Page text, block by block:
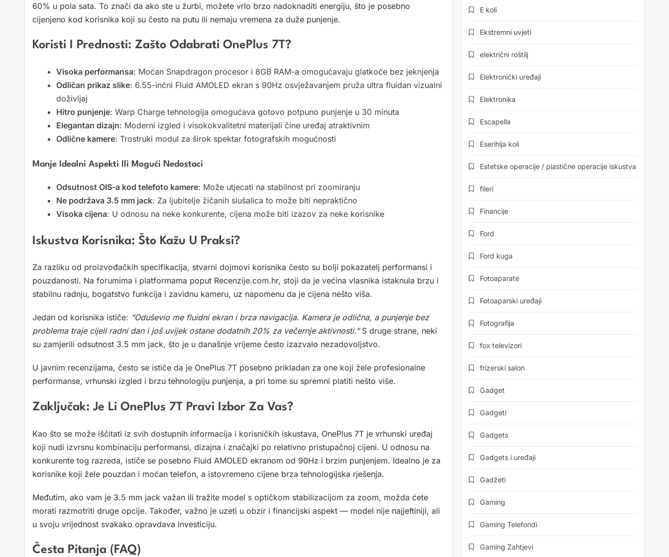
60% u pola sata. To znači da ako ste u žurbi, možete vrlo brzo nadoknaditi energiju, što je posebno
cijenjeno kod korisnika koji su često na putu ili nemaju vremena za duže punjenje.
Koristi I Prednosti: Zašto Odabrati OnePlus 7T?
Visoka performansa: Moćan Snapdragon procesor i 8GB RAM-a omogućavaju glatkoće bez jeknjenja
Odličan prikaz slike: 6.55-inčni Fluid AMOLED ekran s 90Hz osvježavanjem pruža ultra fluidan vizualni
doživljaj
Hitro punjenje: Warp Charge tehnologija omogućava gotovo potpuno punjenje u 30 minuta
Elegantan dizajn: Moderni izgled i visokokvalitetni materijali čine uređaj atraktivnim
Odlične kamere: Trostruki modul za širok spektar fotografskih mogućnosti
Manje Idealni Aspekti Ili Mogući Nedostaci
Odsutnost OIS-a kod telefoto kamere: Može utjecati na stabilnost pri zoomiranju
Ne podržava 3.5 mm jack: Za ljubitelje žičanih slušalica to može biti nepraktično
Visoka cijena: U odnosu na neke konkurente, cijena može biti izazov za neke korisnike
Iskustva Korisnika: Što Kažu U Praksi?
Za razliku od proizvođačkih specifikacija, stvarni dojmovi korisnika često su bolji pokazatelj performansi i
pouzdanosti. Na forumima i platformama poput Recenzije.com.hr, stoji da je većina vlasnika istaknula brzu i
stabilnu radnju, bogatstvo funkcija i zavidnu kameru, uz napomenu da je cijena nešto viša.
Jedan od korisnika ističe: “Oduševio me fluidni ekran i brza navigacija. Kamera je odlična, a punjenje bez
problema traje cijeli radni dan i još uvijek ostane dodatnih 20% za večernje aktivnosti.”S druge strane, neki
su zamjerili odsutnost 3.5 mm jack, što je u današnje vrijeme često izazvalo nezadovoljstvo.
U javnim recenzijama, često se ističe da je OnePlus 7T posebno prikladan za one koji žele profesionalne
performanse, vrhunski izgled i brzu tehnologiju punjenja, a pri tome su spremni platiti nešto više.
Zaključak: Je Li OnePlus 7T Pravi Izbor Za Vas?
Kao što se može iščitati iz svih dostupnih informacija i korisničkih iskustava, OnePlus 7T je vrhunski uređaj
koji nudi izvrsnu kombinaciju performansi, dizajna i značajki po relativno pristupačnoj cijeni. U odnosu na
konkurente tog razreda, ističe se posebno Fluid AMOLED ekranom od 90Hz i brzim punjenjem. Idealno je za
korisnike koji žele pouzdan i moćan telefon, a istovremeno cijene brza tehnologijska rješenja.
Međutim, ako vam je 3.5 mm jack važan ili tražite model s optičkom stabilizacijom za zoom, možda ćete
morati razmotriti druge opcije. Također, važno je uzeti u obzir i financijski aspekt — model nije najjeftiniji, ali
u svoju vrijednost svakako opravdava investiciju.
Česta Pitanja (FAQ)
E koli
Ekstremni uvjeti
električni roštilj
Elektronički uređaji
Elektronika
Escapella
Eserihija koli
Estetske operacije / plastične operacije iskustva
fileri
Financije
Ford
Ford kuga
Fotoaparate
Fotoaparski uređaji
Fotografija
fox televizori
frizerski salon
Gadget
Gadgeti
Gadgets
Gadgets i uređaji
Gadžeti
Gaming
Gaming Telefondi
Gaming Zahtjevi